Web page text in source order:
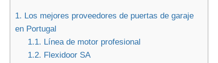
1. Los mejores proveedores de puertas de garaje
en Portugal
1.1. Línea de motor profesional
1.2. Flexidoor SA